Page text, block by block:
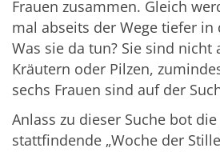
Frauen zusammen. Gleich
mal abseits der Wege tiefer in
Was sie da tun? Sie sind nicht
Kräutern oder Pilzen,
sechs Frauen sind auf der
Anlass zu dieser Suche bot
stattfindende „Woche der